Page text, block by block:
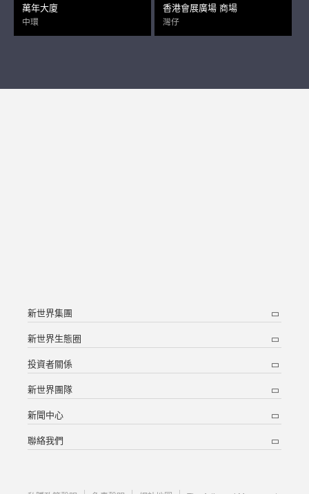
萬年大廈
中環
香港會展廣場 商場
灣仔
新世界集團
新世界生態圈
投資者關係
新世界團隊
新聞中心
聯絡我們